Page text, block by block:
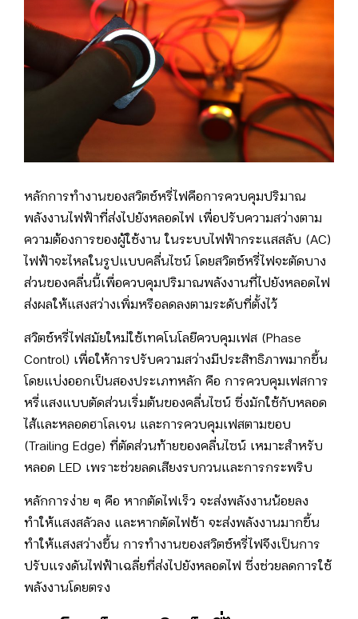
หลักการทำงานของสวิตช์หรี่ไฟคือการควบคุมปริมาณ
พลังงานไฟฟ้าที่ส่งไปยังหลอดไฟ เพื่อปรับความสว่างตาม
ความต้องการของผู้ใช้งาน ในระบบไฟฟ้ากระแสสลับ (AC)
ไฟฟ้าจะไหลในรูปแบบคลื่นไซน์ โดยสวิตช์หรี่ไฟจะตัดบาง
ส่วนของคลื่นนี้เพื่อควบคุมปริมาณพลังงานที่ไปยังหลอดไฟ
ส่งผลให้แสงสว่างเพิ่มหรือลดลงตามระดับที่ตั้งไว้
สวิตช์หรี่ไฟสมัยใหม่ใช้เทคโนโลยีควบคุมเฟส (Phase
Control) เพื่อให้การปรับความสว่างมีประสิทธิภาพมากขึ้น
โดยแบ่งออกเป็นสองประเภทหลัก คือ การควบคุมเฟสการ
หรี่แสงแบบตัดส่วนเริ่มต้นของคลื่นไซน์ ซึ่งมักใช้กับหลอด
ไส้และหลอดฮาโลเจน และการควบคุมเฟสตามขอบ
(Trailing Edge) ที่ตัดส่วนท้ายของคลื่นไซน์ เหมาะสำหรับ
หลอด LED เพราะช่วยลดเสียงรบกวนและการกระพริบ
หลักการง่าย ๆ คือ หากตัดไฟเร็ว จะส่งพลังงานน้อยลง
ทำให้แสงสลัวลง และหากตัดไฟช้า จะส่งพลังงานมากขึ้น
ทำให้แสงสว่างขึ้น การทำงานของสวิตช์หรี่ไฟจึงเป็นการ
ปรับแรงดันไฟฟ้าเฉลี่ยที่ส่งไปยังหลอดไฟ ซึ่งช่วยลดการใช้
พลังงานโดยตรง